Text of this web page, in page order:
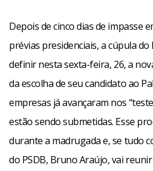
Depois de cinco dias de impasse
prévias presidenciais, a cúpula do
definir nesta sexta-feira, 26, a
da escolha de seu candidato ao
empresas já avançaram nos
estão sendo submetidas. Esse
durante a madrugada e, se tudo
do PSDB, Bruno Araújo, vai